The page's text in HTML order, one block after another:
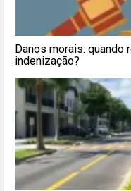
Danos morais:
indenização?